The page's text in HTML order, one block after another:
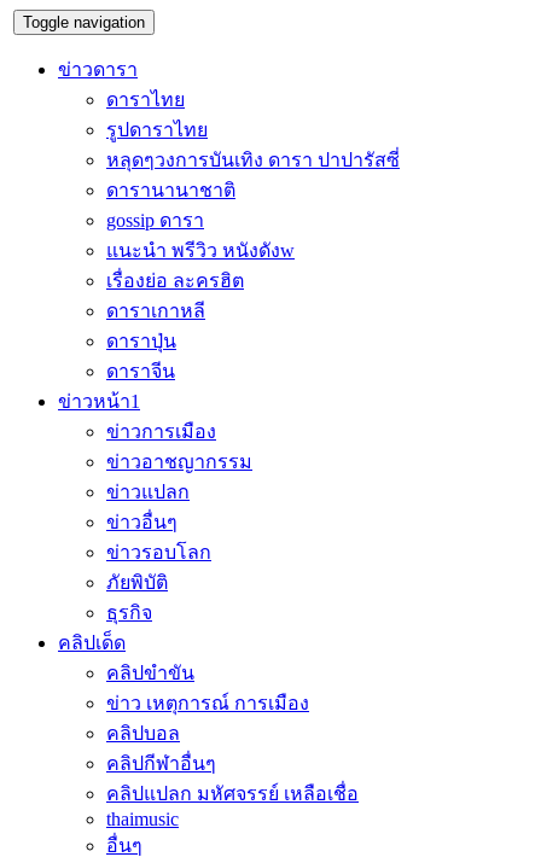
Toggle navigation
ข่าวดารา
ดาราไทย
รูปดาราไทย
หลุดๆวงการบันเทิง ดารา ปาปารัสซี่
ดารานานาชาติ
gossip ดารา
แนะนำ พรีวิว หนังดังw
เรื่องย่อ ละครฮิต
ดาราเกาหลี
ดาราปุ่น
ดาราจีน
ข่าวหน้า1
ข่าวการเมือง
ข่าวอาชญากรรม
ข่าวแปลก
ข่าวอื่นๆ
ข่าวรอบโลก
ภัยพิบัติ
ธุรกิจ
คลิปเด็ด
คลิปขำขัน
ข่าว เหตุการณ์ การเมือง
คลิปบอล
คลิปกีฬาอื่นๆ
คลิปแปลก มหัศจรรย์ เหลือเชื่อ
thaimusic
อื่นๆ